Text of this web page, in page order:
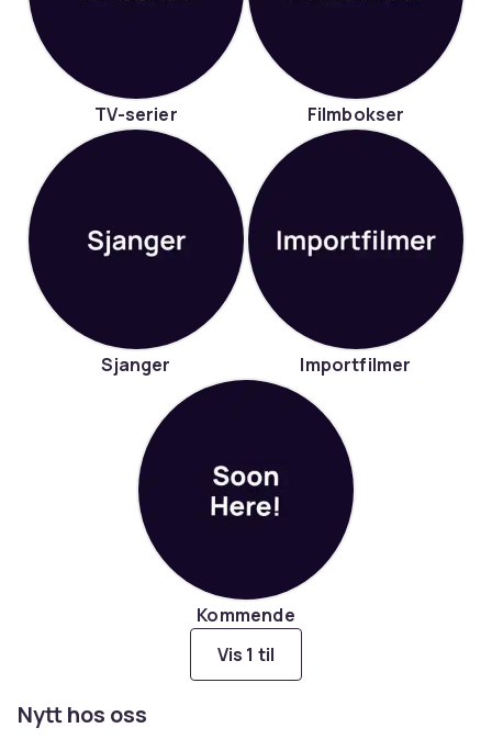
TV-serier Filmbokser
Sjanger Importfilmer
Kommende
Vis 1 til
Nytt hos oss